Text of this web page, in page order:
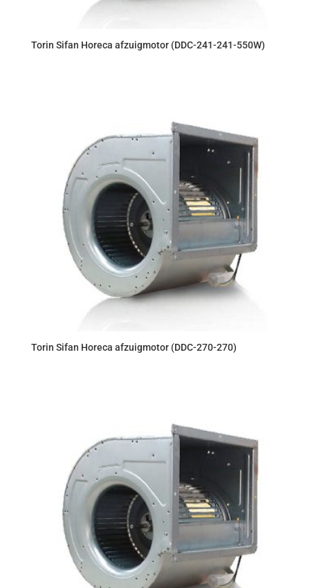
Torin Sifan Horeca afzuigmotor (DDC-241-241-550W)
Torin Sifan Horeca afzuigmotor (DDC-270-270)